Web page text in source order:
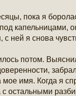
пока я
капельницами,
с ней я снова
потом.
мое имя. Когда я
остальными